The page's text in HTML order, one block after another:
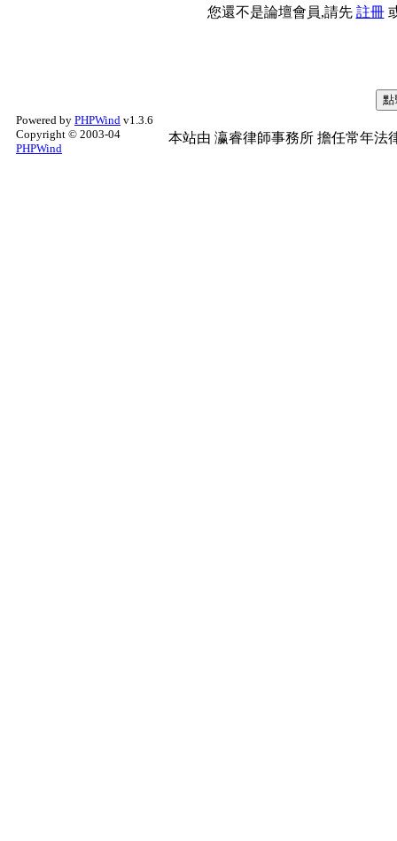
您還不是論壇會員,請先 註冊
Powered by PHPWind v1.3.6
Copyright © 2003-04
PHPWind
本站由 瀛睿律師事務所 擔任常年法